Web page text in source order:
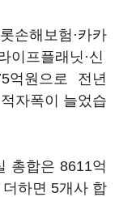
손해보험·카카
이프플래닛·신
억원으로 전년
자폭이 늘었습
총합은 8611억
하면 5개사 합